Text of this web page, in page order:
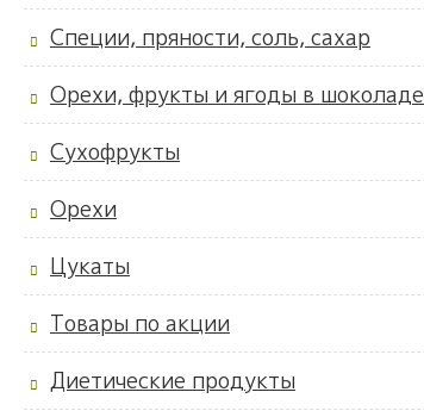
Специи, пряности, соль, сахар
Орехи, фрукты и ягоды в шоколаде
Сухофрукты
Орехи
Цукаты
Товары по акции
Диетические продукты